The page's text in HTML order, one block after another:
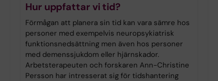
Hur uppfattar vi tid?
Förmågan att planera sin tid kan vara sämre hos
personer med exempelvis neuropsykiatrisk
funktionsnedsättning men även hos personer
med demenssjukdom eller hjärnskador.
Arbetsterapeuten och forskaren Ann-Christine
Persson har intresserat sig för tidshantering